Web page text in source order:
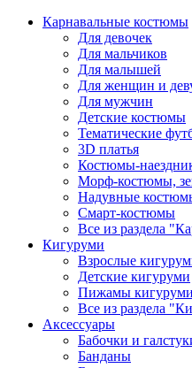
Карнавальные костюмы
Для девочек
Для мальчиков
Для малышей
Для женщин и
Для мужчин
Детские костюмы
Тематические
3D платья
Костюмы-
Морф-костюмы,
Надувные
Смарт-костюмы
Все из раздела
Кигуруми
Взрослые
Детские кигуруми
Пижамы кигуруми
Все из раздела
Аксессуары
Бабочки и
Банданы